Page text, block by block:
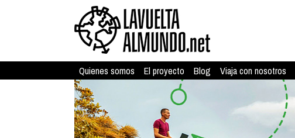
Quienes somos El proyecto Blog Viaja con nosotros